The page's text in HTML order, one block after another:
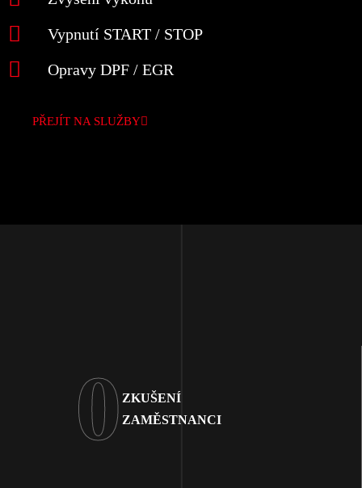
Vypnutí START / STOP
Opravy DPF / EGR
PŘEJÍT NA SLUŽBY
0 ZKUŠENÍ
ZAMĚSTNANCI